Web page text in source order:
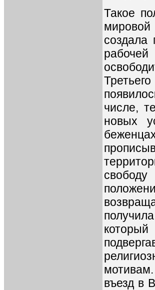
Такое
создала
числе,
новых
въезд в